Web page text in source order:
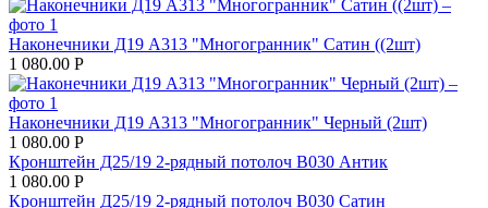
Наконечники Д19 А313 "Многогранник" Сатин ((2шт)
1 080.00 Р
Наконечники Д19 А313 "Многогранник" Черный (2шт)
1 080.00 Р
Кронштейн Д25/19 2-рядный потолоч В030 Антик
1 080.00 Р
Кронштейн Д25/19 2-рядный потолоч В030 Сатин